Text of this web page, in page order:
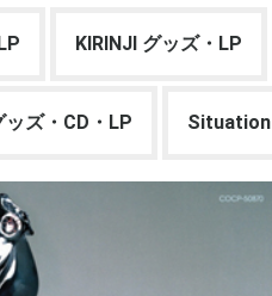
KIRINJI グッズ・LP
ズ・CD・LP Situation